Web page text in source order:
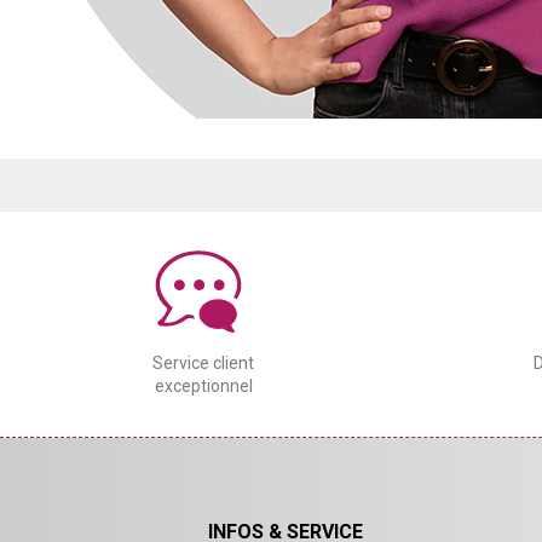
Service client
exceptionnel
INFOS & SERVICE